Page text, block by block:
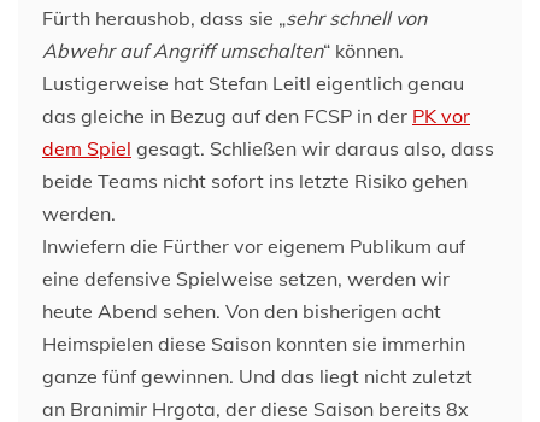
Fürth heraushob, dass sie „sehr schnell von
Abwehr auf Angriff umschalten“ können.
Lustigerweise hat Stefan Leitl eigentlich genau
das gleiche in Bezug auf den FCSP in der PK vor
dem Spiel gesagt. Schließen wir daraus also, dass
beide Teams nicht sofort ins letzte Risiko gehen
werden.
Inwiefern die Fürther vor eigenem Publikum auf
eine defensive Spielweise setzen, werden wir
heute Abend sehen. Von den bisherigen acht
Heimspielen diese Saison konnten sie immerhin
ganze fünf gewinnen. Und das liegt nicht zuletzt
an Branimir Hrgota, der diese Saison bereits 8x